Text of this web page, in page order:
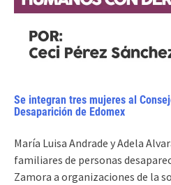
Se integran tres mujeres al
Desaparición de Edomex
María Luisa Andrade y Adela
familiares de personas
Zamora a organizaciones de la